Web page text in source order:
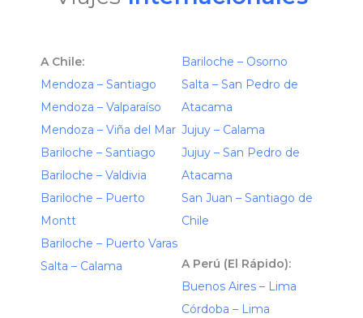
A Chile:
Mendoza – Santiago
Mendoza – Valparaíso
Mendoza – Viña del Mar
Bariloche – Santiago
Bariloche – Valdivia
Bariloche – Puerto
Montt
Bariloche – Puerto Varas
Salta – Calama
Bariloche – Osorno
Salta – San Pedro de
Atacama
Jujuy – Calama
Jujuy – San Pedro de
Atacama
San Juan – Santiago de
Chile
A Perú (El Rápido):
Buenos Aires – Lima
Córdoba – Lima